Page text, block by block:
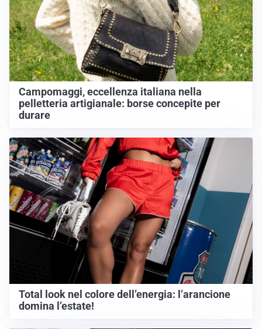
Campomaggi, eccellenza italiana nella
pelletteria artigianale: borse concepite per
durare
Total look nel colore dell’energia: l’arancione
domina l’estate!